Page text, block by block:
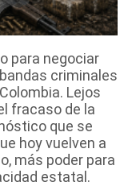
para negociar
criminales
Lejos
fracaso de la
que se
hoy vuelven a
más poder para
estatal.